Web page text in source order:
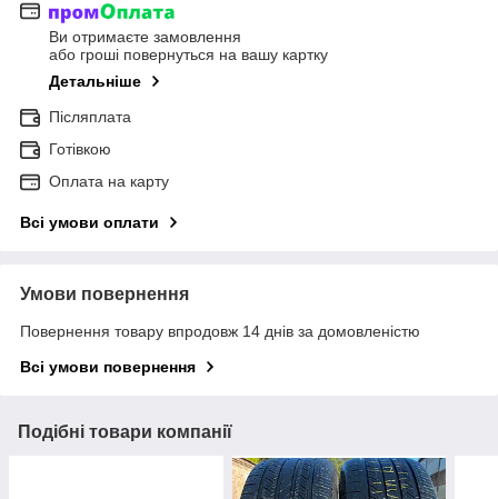
Ви отримаєте замовлення
або гроші повернуться на вашу картку
Детальніше
Післяплата
Готівкою
Оплата на карту
Всі умови оплати
Умови повернення
Повернення товару впродовж 14 днів за домовленістю
Всі умови повернення
Подібні товари компанії